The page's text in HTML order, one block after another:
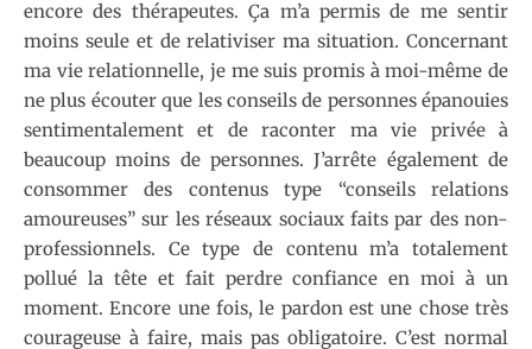
encore des thérapeutes. Ça m’a permis de me sentir
moins seule et de relativiser ma situation. Concernant
ma vie relationnelle, je me suis promis à moi-même de
ne plus écouter que les conseils de personnes épanouies
sentimentalement et de raconter ma vie privée à
beaucoup moins de personnes. J’arrête également de
consommer des contenus type “conseils relations
amoureuses” sur les réseaux sociaux faits par des non-
professionnels. Ce type de contenu m’a totalement
pollué la tête et fait perdre confiance en moi à un
moment. Encore une fois, le pardon est une chose très
courageuse à faire, mais pas obligatoire. C’est normal